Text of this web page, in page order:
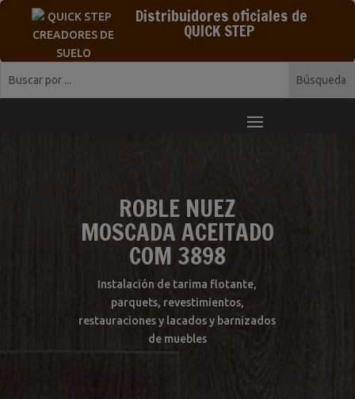
Distribuidores oficiales de
QUICK STEP
ROBLE NUEZ
MOSCADA ACEITADO
COM 3898
Instalación de tarima flotante,
parquets, revestimientos,
restauraciones y lacados y barnizados
de muebles